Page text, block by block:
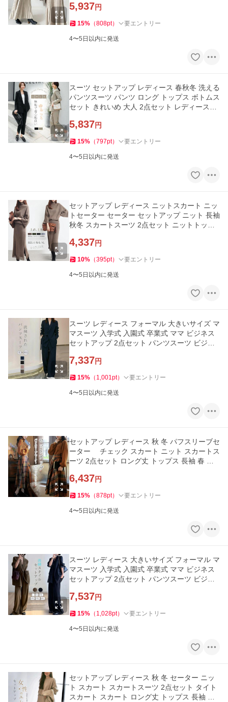
5,937円
15% （808pt） 要エントリー
4〜5日以内に発送
スーツ セットアップ レディース 春秋冬 洗える
パンツスーツ パンツ ロング トップス ボトムス
セット きれいめ 大人 2点セット レディースス
5,837円
15% （797pt） 要エントリー
4〜5日以内に発送
セットアップ レディース ニットスカート ニッ
トセーター セーター セットアップ ニット 長袖
秋冬 スカートスーツ 2点セット ニットトップ
4,337円
10% （395pt） 要エントリー
4〜5日以内に発送
スーツ レディース フォーマル 大きいサイズ マ
マスーツ 入学式 入園式 卒業式 ママ ビジネス
セットアップ 2点セット パンツスーツ ビジネ
7,337円
15% （ 1,001pt） 要エントリー
4〜5日以内に発送
セットアップ レディース 秋 冬 パフスリーブセ
ーター チェック スカート ニット スカートス
ーツ 2点セット ロング丈 トップス 長袖 春 秋
6,437円
15% （878pt） 要エントリー
4〜5日以内に発送
スーツ レディース 大きいサイズ フォーマル マ
マスーツ 入学式 入園式 卒業式 ママ ビジネス
セットアップ 2点セット パンツスーツ ビジネ
7,537円
15% （ 1,028pt） 要エントリー
4〜5日以内に発送
セットアップ レディース 秋 冬 セーター ニッ
ト スカート スカートスーツ 2点セット タイト
スカート スカート ロング丈 トップス 長袖 春